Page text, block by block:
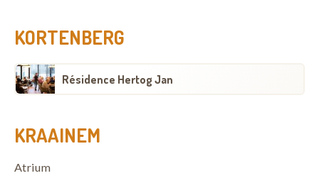
KORTENBERG
Résidence Hertog Jan
KRAAINEM
Atrium